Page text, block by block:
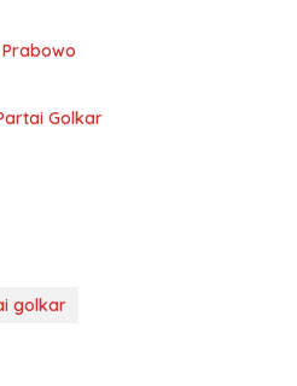
Golkar
golkar